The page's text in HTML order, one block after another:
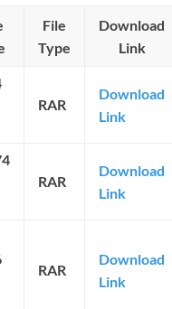
File
Type
Download
Link
RAR
Download
Link
RAR
Download
Link
RAR
Download
Link